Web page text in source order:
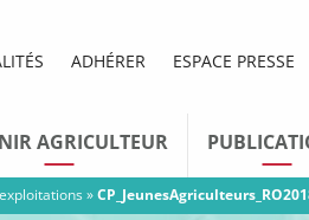
ADHÉRER ESPACE PRESSE
AGRICULTEUR
»